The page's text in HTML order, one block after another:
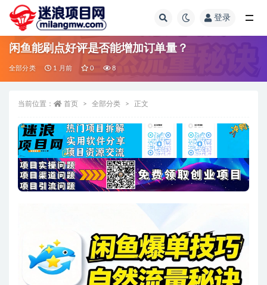
登录
闲鱼能刷点好评是否能增加订单量？
全部分类 1 月前 0 8
当前位置： 首页 全部分类 正文
全部